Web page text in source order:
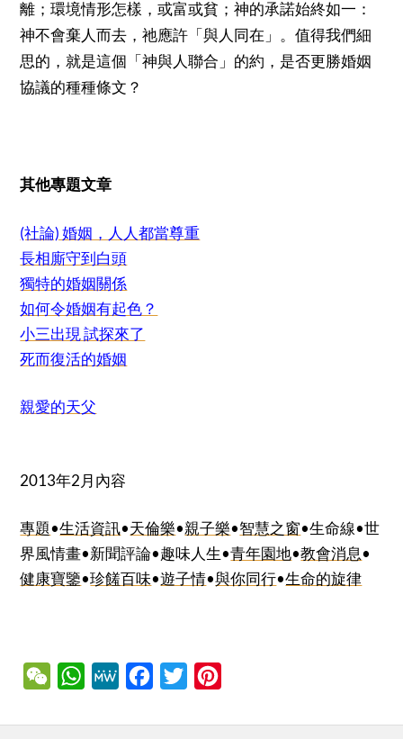
離；環境情形怎樣，或富或貧；神的承諾始終如一：
神不會棄人而去，祂應許「與人同在」。值得我們細
思的，就是這個「神與人聯合」的約，是否更勝婚姻
協議的種種條文？
其他專題文章
(社論) 婚姻，人人都當尊重
長相廝守到白頭
獨特的婚姻關係
如何令婚姻有起色？
小三出現 試探來了
死而復活的婚姻
親愛的天父
2013年2月內容
專題•生活資訊•天倫樂•親子樂•智慧之窗•生命線•世
界風情畫•新聞評論•趣味人生•青年園地•教會消息•
健康寶鑒•珍饈百味•遊子情•與你同行•生命的旋律
WeChatWhatsApp
MeWe Facebook
Twitter